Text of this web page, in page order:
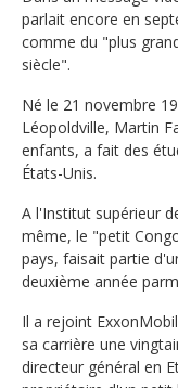
parlait encore en
comme du "plus
siècle".
Né le 21 novembre
Léopoldville, Martin
enfants, a fait des
États-Unis.
A l'Institut supérieur
même, le "petit
pays, faisait partie
deuxième année
Il a rejoint
sa carrière une
directeur général en